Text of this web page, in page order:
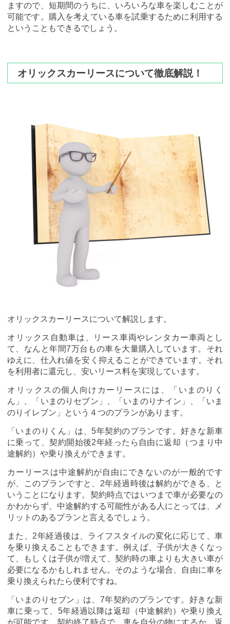
ますので、短期間のうちに、いろいろな車を楽しむことが
可能です。購入を考えている車を試乗するために利用する
ということもできるでしょう。
オリックスカーリースについて徹底解説！
オリックスカーリースについて解説します。
オリックス自動車は、リース車両やレンタカー車両とし
て、なんと年間7万台もの車を大量購入しています。それ
ゆえに、仕入れ値を安く抑えることができています。それ
を利用者に還元し、安いリース料を実現しています。
オリックスの個人向けカーリースには、「いまのりく
ん」、「いまのりセブン」、「いまのりナイン」、「いま
のりイレブン」という４つのプランがあります。
「いまのりくん」は、5年契約のプランです。好きな新車
に乗って、契約開始後2年経ったら自由に返却（つまり中
途解約）や乗り換えができます。
カーリースは中途解約が自由にできないのが一般的です
が、このプランですと、2年経過時後は解約ができる、と
いうことになります。契約時点ではいつまで車が必要なの
かわからず、中途解約する可能性がある人にとっては、メ
リットのあるプランと言えるでしょう。
また、2年経過後は、ライフスタイルの変化に応じて、車
を乗り換えることもできます。例えば、子供が大きくなっ
て、もしくは子供が増えて、契約時の車よりも大きい車が
必要になるかもしれません。そのような場合、自由に車を
乗り換えられたら便利ですね。
「いまのりセブン」は、7年契約のプランです。好きな新
車に乗って、5年経過以降は返却（中途解約）や乗り換え
が可能です。契約終了時点で、車を自分の物にするか、返